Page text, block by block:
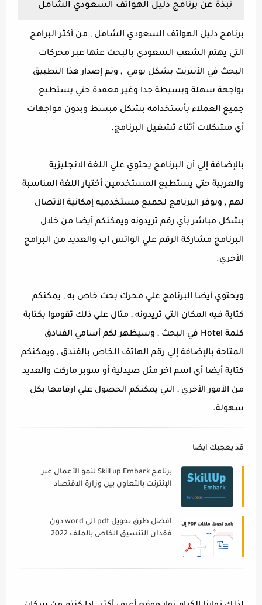
نبذة عن برنامج دليل الهواتف السعودي الشامل
برنامج دليل الهواتف السعودي الشامل , من أكثر البرامج
التي يهتم الشعب السعودي بالبحث عنها عبر محركات
البحث في الأنترنت بشكل يومي , وتم إصدار هذا التطبيق
بواجهة سهلة وبسيطة جدا وغير معقدة حتي يستطيع
جميع العملاء بأستخدامه بشكل مبسط وبدون مواجهات
أي مشكلات أثناء تشغيل البرنامج.
بالإضافة إلي أن البرنامج يحتوي علي اللغة الانجليزية
والعربية حتي يستطيع المستخدمين أختيار اللغة المناسبة
لهم , ويوفر البرنامج لجميع مستخدميه إمكانية الأتصال
بشكل مباشر بأي رقم تريدونه ويمكنكم أيضا من خلال
البرنامج مشاركة الرقم علي الواتس اب والعديد من البرامج
الأخري.
ويحتوي أيضا البرنامج علي محرك بحث خاص به , يمكنكم
كتابة فيه المكان التي تريدونه , مثال علي ذلك تقوموا بكتابة
كلمة Hotel في البحث , وسيظهر لكم أسامي الفنادق
المتاحة بالإضافة إلي رقم الهاتف الخاص بالفندق , ويمكنكم
كتابة أيضا أي اسم اخر مثل صيدلية أو سوبر ماركت والعديد
من الأمور الأخري , التي يمكنكم الحصول علي ارقامها بكل
سهولة.
قد يعجبك ايضا
برنامج Skill up Embark لنمو الأعمال عبر
الإنترنت بالتعاون بين وزارة الاقتصاد
افضل طرق تحويل pdf الي word دون
فقدان التنسيق الخاص بالملف 2022